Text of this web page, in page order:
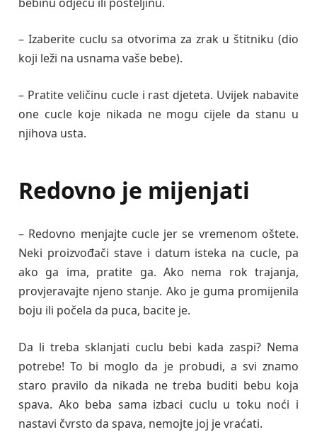
– Izaberite cuclu sa otvorima za zrak u štitniku (dio
koji leži na usnama vaše bebe).
– Pratite veličinu cucle i rast djeteta. Uvijek nabavite
one cucle koje nikada ne mogu cijele da stanu u
njihova usta.
Redovno je mijenjati
– Redovno menjajte cucle jer se vremenom oštete.
Neki proizvođači stave i datum isteka na cucle, pa
ako ga ima, pratite ga. Ako nema rok trajanja,
provjeravajte njeno stanje. Ako je guma promijenila
boju ili počela da puca, bacite je.
Da li treba sklanjati cuclu bebi kada zaspi? Nema
potrebe! To bi moglo da je probudi, a svi znamo
staro pravilo da nikada ne treba buditi bebu koja
spava. Ako beba sama izbaci cuclu u toku noći i
nastavi čvrsto da spava, nemojte joj je vraćati.